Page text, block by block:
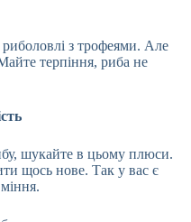
з трофеями. Але
терпіння, риба не
шукайте в цьому плюси.
щось нове. Так у вас є